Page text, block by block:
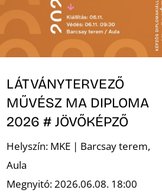
LÁTVÁNYTERVEZŐ
MŰVÉSZ MA DIPLOMA
2026 # JÖVŐKÉPZŐ
Helyszín: MKE | Barcsay terem,
Aula
Megnyitó: 2026.06.08. 18:00